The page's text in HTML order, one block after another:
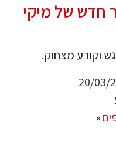
חדש של מיקי
וקורע מצחוק.
»